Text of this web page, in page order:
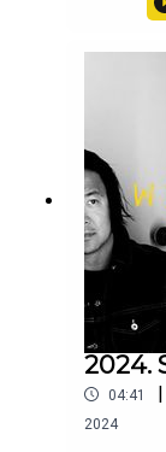
2024.
04:41 |
2024